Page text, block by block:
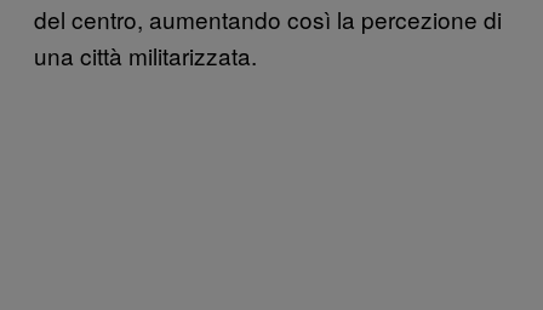
del centro, aumentando così la percezione di
una città militarizzata.